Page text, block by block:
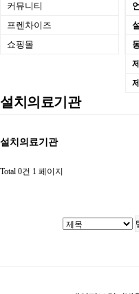
커뮤니티
프렌차이즈
쇼핑몰
설치의료기관
설치의료기관
Total 0건 1 페이지